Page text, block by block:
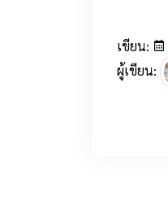
เขียน:
ผู้เขียน: